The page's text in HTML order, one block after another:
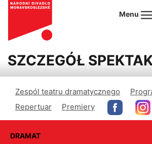
Menu
SZCZEGÓŁ
Zespól teatru dramatycznego
Repertuar
Premiery
DRAMAT